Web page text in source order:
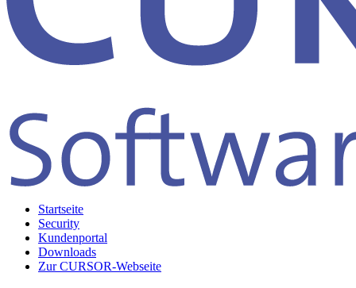
Startseite
Security
Kundenportal
Downloads
Zur CURSOR-Webseite